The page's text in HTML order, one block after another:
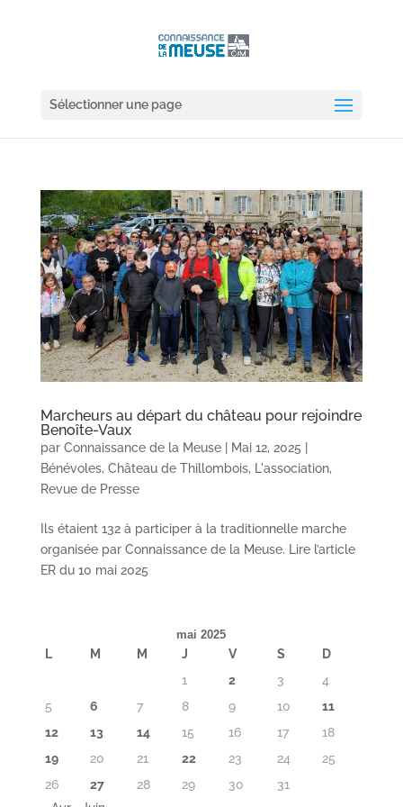
Sélectionner une page
Marcheurs au départ du château pour rejoindre
Benoîte-Vaux
par Connaissance de la Meuse| Mai 12, 2025
Bénévoles, Château de Thillombois, L'association,
Revue de Presse
Ils étaient 132 à participer à la traditionnelle marche
organisée par Connaissance de la Meuse. Lire l’article
ER du 10 mai 2025
mai 2025
L M M J V S
D
1
2 3
4
5
6 7 8 9 10
11
12
13 14 15 16 17
18
19
20 21 22 23 24
25
26
27 28 29 30
31